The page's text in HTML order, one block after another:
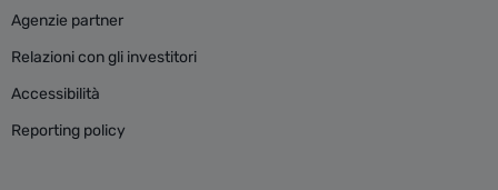
Agenzie partner
Relazioni con gli investitori
Accessibilità
Reporting policy